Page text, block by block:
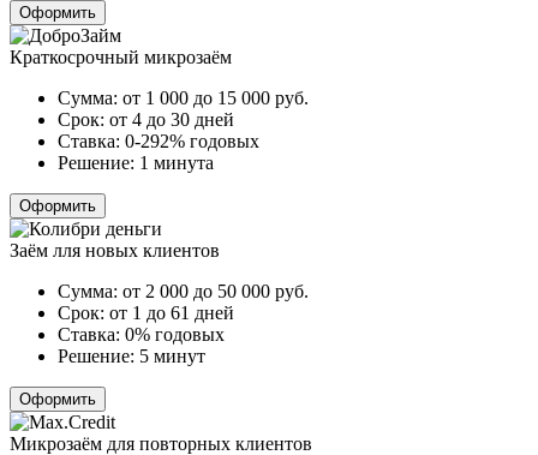
Оформить
Краткосрочный микрозаём
Сумма: от 1 000 до 15 000 руб.
Срок: от 4 до 30 дней
Ставка: 0-292% годовых
Решение: 1 минута
Оформить
Заём лля новых клиентов
Сумма: от 2 000 до 50 000 руб.
Срок: от 1 до 61 дней
Ставка: 0% годовых
Решение: 5 минут
Оформить
Микрозаём для повторных клиентов